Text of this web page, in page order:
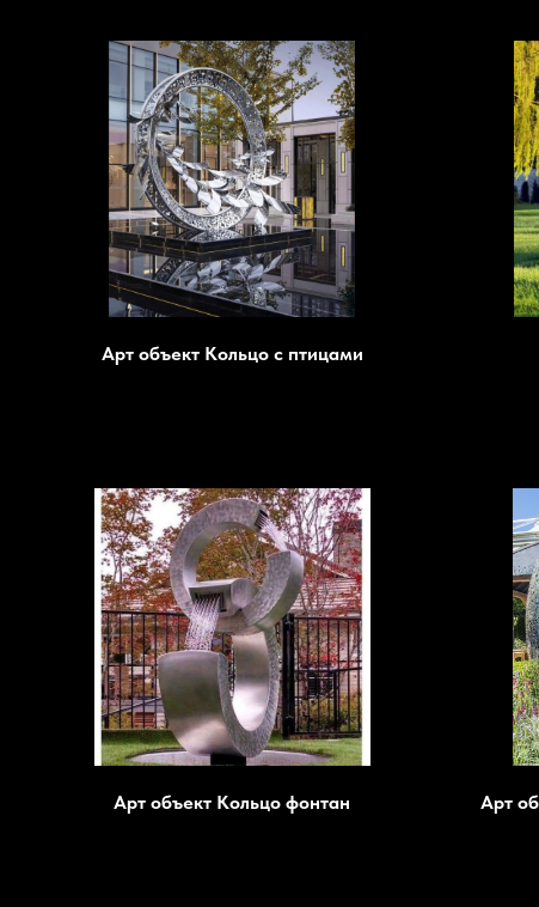
Арт объект Кольцо с птицами
Арт объект Кольцо фонтан Арт